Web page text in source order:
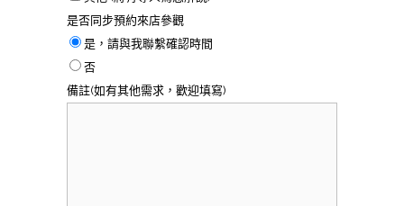
是否同步預約來店參觀
是，請與我聯繫確認時間
否
備註(如有其他需求，歡迎填寫)